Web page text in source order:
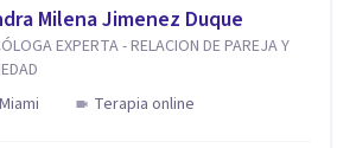
Milena Jimenez Duque
EXPERTA - RELACION DE PAREJA Y
Miami
Terapia online